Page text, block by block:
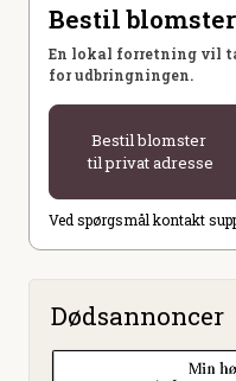
Bestil blomster
En lokal forretning vil
for udbringningen.
Bestil blomster
til privat adresse
Ved spørgsmål kontakt
Dødsannoncer